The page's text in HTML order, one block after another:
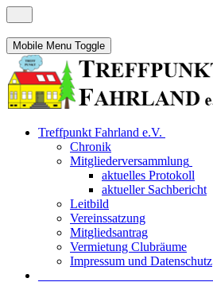
Mobile Menu Toggle
Treffpunkt Fahrland e.V.
Chronik
Mitgliederversammlung
aktuelles Protokoll
aktueller Sachbericht
Leitbild
Vereinssatzung
Mitgliedsantrag
Vermietung Clubräume
Impressum und Datenschutz